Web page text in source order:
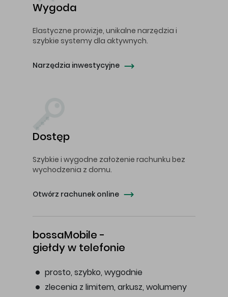
Wygoda
Elastyczne prowizje, unikalne narzędzia i
szybkie systemy dla aktywnych.
Narzędzia inwestycyjne
Dostęp
Szybkie i wygodne założenie rachunku bez
wychodzenia z domu.
Otwórz rachunek online
bossaMobile -
giełdy w telefonie
prosto, szybko, wygodnie
zlecenia z limitem, arkusz, wolumeny